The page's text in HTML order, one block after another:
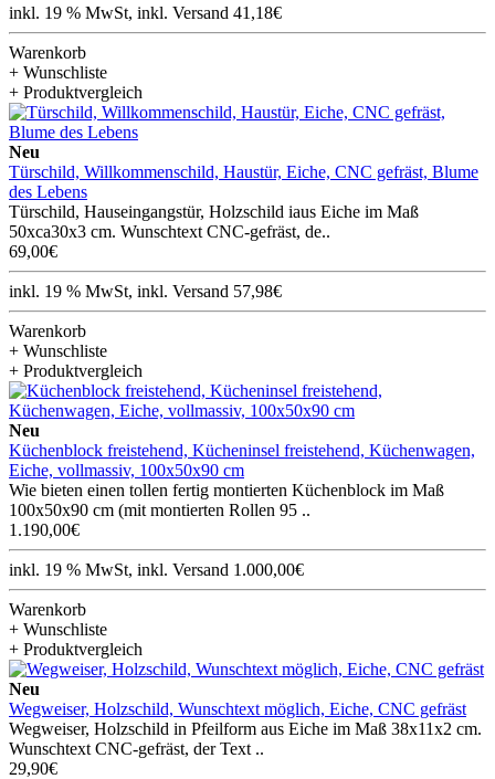
inkl. 19 % MwSt, inkl. Versand 41,18€
Warenkorb
+ Wunschliste
+ Produktvergleich
Neu
Türschild, Willkommenschild, Haustür, Eiche, CNC gefräst, Blume
des Lebens
Türschild, Hauseingangstür, Holzschild iaus Eiche im Maß
50xca30x3 cm. Wunschtext CNC-gefräst, de..
69,00€
inkl. 19 % MwSt, inkl. Versand 57,98€
Warenkorb
+ Wunschliste
+ Produktvergleich
Neu
Küchenblock freistehend, Kücheninsel freistehend, Küchenwagen,
Eiche, vollmassiv, 100x50x90 cm
Wie bieten einen tollen fertig montierten Küchenblock im Maß
100x50x90 cm (mit montierten Rollen 95 ..
1.190,00€
inkl. 19 % MwSt, inkl. Versand 1.000,00€
Warenkorb
+ Wunschliste
+ Produktvergleich
Neu
Wegweiser, Holzschild, Wunschtext möglich, Eiche, CNC gefräst
Wegweiser, Holzschild in Pfeilform aus Eiche im Maß 38x11x2 cm.
Wunschtext CNC-gefräst, der Text ..
29,90€